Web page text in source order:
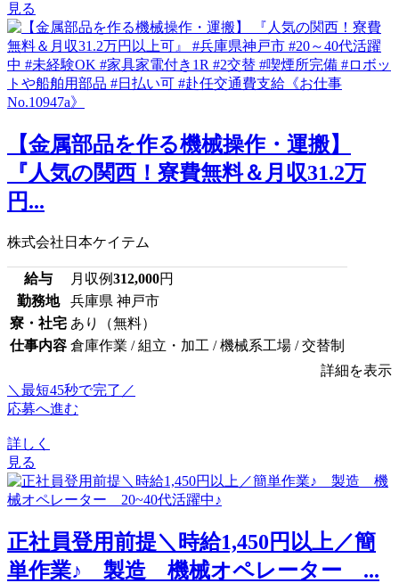
見る
【金属部品を作る機械操作・運搬】
『人気の関西！寮費無料＆月収31.2万
円...
株式会社日本ケイテム
給与 月収例312,000円
勤務地
兵庫県 神戸市
寮・社宅 あり（無料）
仕事内容 倉庫作業 / 組立・加工 / 機械系工場 / 交替制
詳細を表示
＼最短45秒で完了／
応募へ進む
詳しく
見る
正社員登用前提＼時給1,450円以上／簡
単作業♪ 製造 機械オペレーター ...